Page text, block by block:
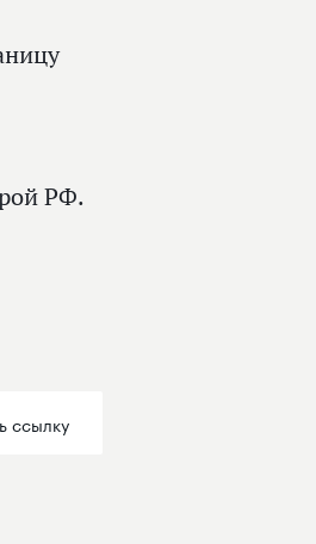
РФ.
ссылку